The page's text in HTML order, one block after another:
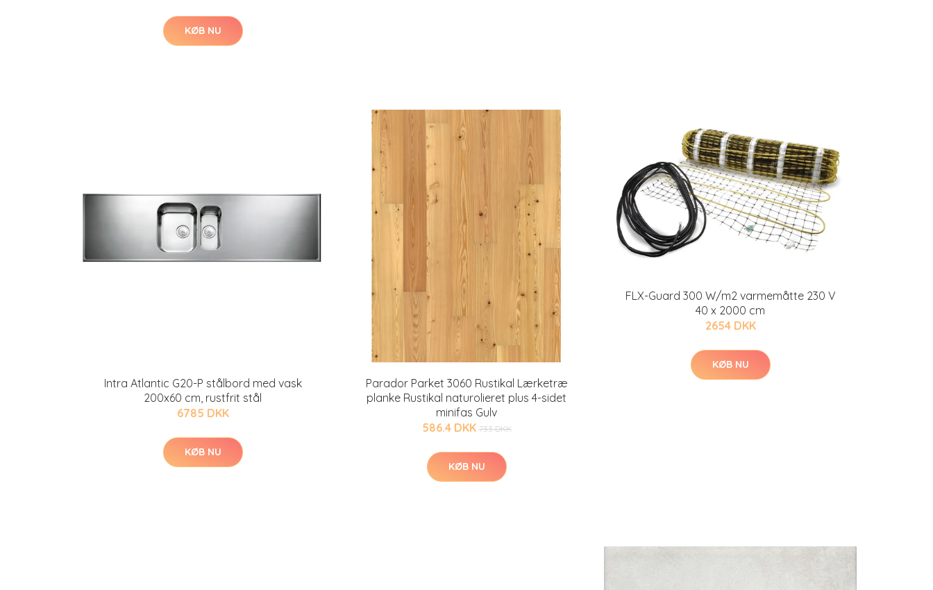
KØB NU
Intra Atlantic G20-P stålbord med vask
200x60 cm, rustfrit stål
6785 DKK
KØB NU
Parador Parket 3060 Rustikal Lærketræ
planke Rustikal naturolieret plus 4-sidet
minifas Gulv
586.4 DKK 733 DKK
KØB NU
FLX-Guard 300 W/m2 varmemåtte 230 V
40 x 2000 cm
2654 DKK
KØB NU